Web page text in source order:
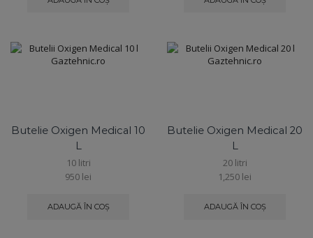
Butelie Oxigen Medical 10
L
10 litri
950 lei
ADAUGĂ ÎN COȘ
Butelie Oxigen Medical 20
L
20 litri
1,250 lei
ADAUGĂ ÎN COȘ